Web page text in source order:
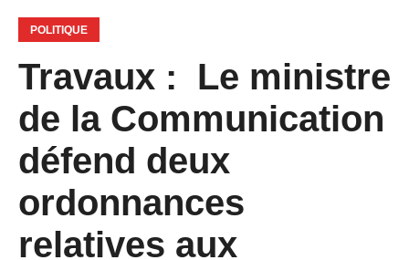
POLITIQUE
Travaux : Le ministre
de la Communication
défend deux
ordonnances
relatives aux